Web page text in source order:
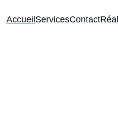
Accueil ServicesContact